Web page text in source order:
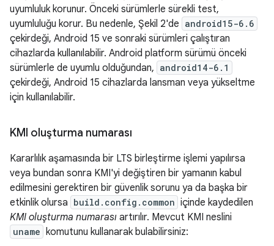
uyumluluk korunur. Önceki sürümlerle sürekli test,
uyumluluğu korur. Bu nedenle, Şekil 2'de android15-6.6
çekirdeği, Android 15 ve sonraki sürümleri çalıştıran
cihazlarda kullanılabilir. Android platform sürümü önceki
sürümlerle de uyumlu olduğundan, android14-6.1
çekirdeği, Android 15 cihazlarda lansman veya yükseltme
için kullanılabilir.
KMI oluşturma numarası
Kararlılık aşamasında bir LTS birleştirme işlemi yapılırsa
veya bundan sonra KMI'yi değiştiren bir yamanın kabul
edilmesini gerektiren bir güvenlik sorunu ya da başka bir
etkinlik olursa build.config.common içinde kaydedilen
KMI oluşturma numarası artırılır. Mevcut KMI neslini
uname komutunu kullanarak bulabilirsiniz: